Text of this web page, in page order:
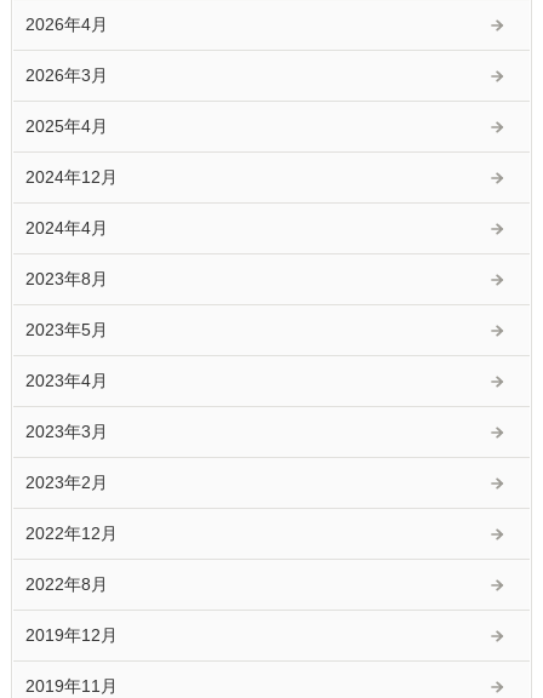
2026年4月
2026年3月
2025年4月
2024年12月
2024年4月
2023年8月
2023年5月
2023年4月
2023年3月
2023年2月
2022年12月
2022年8月
2019年12月
2019年11月